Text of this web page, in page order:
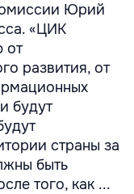
Юрий
«ЦИК
от
развития, от
будут
страны за
быть
того, как ...